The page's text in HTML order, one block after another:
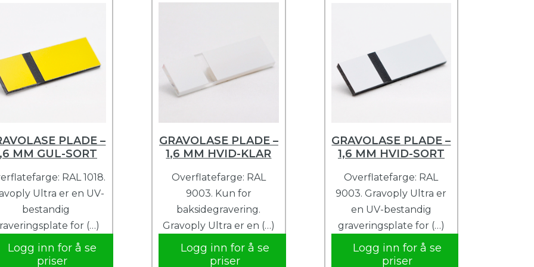
PLADE –
MM GUL-SORT
RAL 1018.
Ultra er en UV-
bestandig
for (…)
Logg inn for å se
priser
GRAVOLASE PLADE –
1,6 MM HVID-KLAR
Overflatefarge: RAL
9003. Kun for
baksidegravering.
Gravoply Ultra er en (…)
Logg inn for å se
priser
GRAVOLASE PLADE –
1,6 MM HVID-SORT
Overflatefarge: RAL
9003. Gravoply Ultra er
en UV-bestandig
graveringsplate for (…)
Logg inn for å se
priser